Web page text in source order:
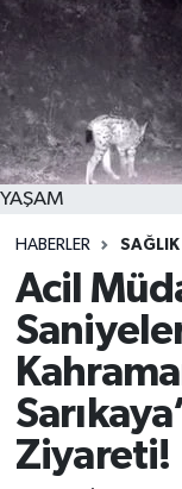
YAŞAM
HABERLER SAĞLIK
Acil
Ziyareti!